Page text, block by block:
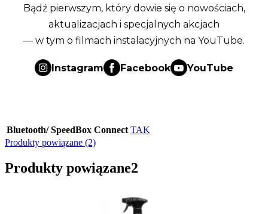
Bądź pierwszym, który dowie się o nowościach,
aktualizacjach i specjalnych akcjach
— w tym o filmach instalacyjnych na YouTube.
Instagram Facebook YouTube
Bluetooth/ SpeedBox Connect TAK
Produkty powiązane (2)
Produkty powiązane2